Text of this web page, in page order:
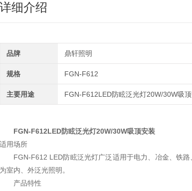
详细介绍
品牌 鼎轩照明
规格 FGN-F612
主要用途 FGN-F612LED防眩泛光灯20W/30W吸
FGN-F612LED防眩泛光灯20W/30W吸顶安装
适用场所
FGN-F612 LED防眩泛光灯广泛适用于电力、冶金、铁
为室内、外泛光照明。
产品特性